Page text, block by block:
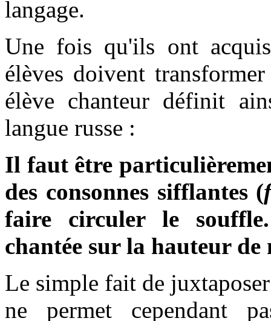
langage.
Une fois qu'ils ont
élèves doivent
élève chanteur définit
langue russe :
Il faut être
des consonnes sifflantes (
faire circuler le
chantée sur la hauteur de
Le simple fait de
ne permet cependant